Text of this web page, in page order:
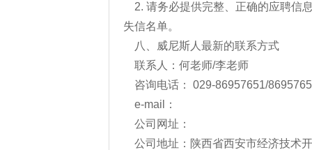
2. 请务必提供完整、正确的应聘信
失信名单。
八、威尼斯人最新的联系方式
联系人：何老师/李老师
咨询电话： 029-86957651/
e-mail：
公司网址：
公司地址：陕西省西安市经济技术